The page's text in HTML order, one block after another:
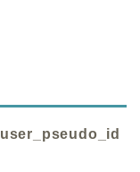
user_pseudo_id